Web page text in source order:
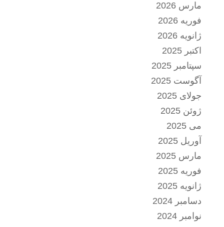
مارس 2026
فوریه 2026
ژانویه 2026
اکتبر 2025
سپتامبر 2025
آگوست 2025
جولای 2025
ژوئن 2025
می 2025
آوریل 2025
مارس 2025
فوریه 2025
ژانویه 2025
دسامبر 2024
نوامبر 2024